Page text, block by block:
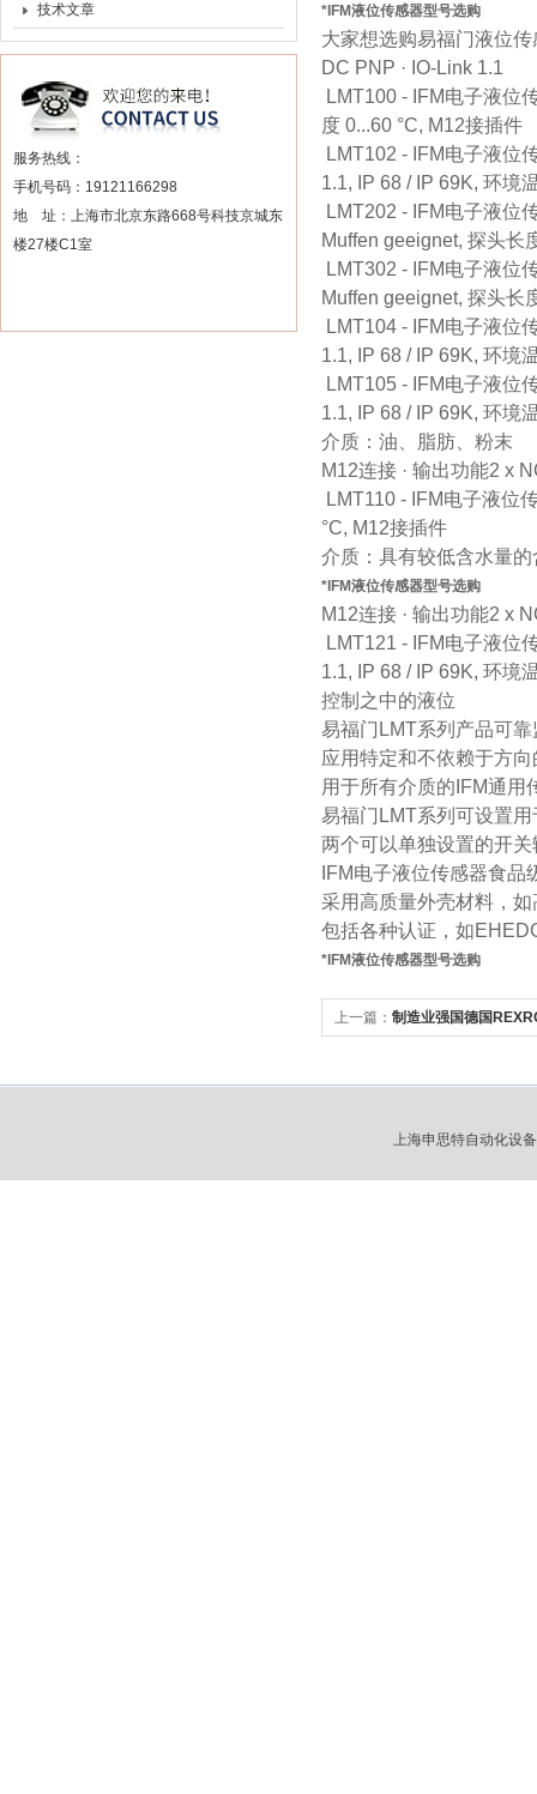
技术文章
服务热线：
手机号码：19121166298
地 址：上海市北京东路668号科技京城东
楼27楼C1室
*IFM液位传感器型号选购
大家想选购易福门液位
DC PNP · IO-Link 1.1
LMT100 - IFM电子液位
度 0...60 °C, M12接插件
LMT102 - IFM电子液位
1.1, IP 68 / IP 69K, 环境
LMT202 - IFM电子液位
Muffen geeignet, 探头长
LMT302 - IFM电子液位
Muffen geeignet, 探头长
LMT104 - IFM电子液位
1.1, IP 68 / IP 69K, 环境
LMT105 - IFM电子液位
1.1, IP 68 / IP 69K, 环境
介质：油、脂肪、粉末
M12连接 · 输出功能2 x
LMT110 - IFM电子液位
°C, M12接插件
介质：具有较低含水量
*IFM液位传感器型号选购
M12连接 · 输出功能2 x
LMT121 - IFM电子液位
1.1, IP 68 / IP 69K, 环境
控制之中的液位
易福门LMT系列产品可
应用特定和不依赖于方
用于所有介质的IFM通用
易福门LMT系列可设置
两个可以单独设置的开
IFM电子液位传感器食品
采用高质量外壳材料，
包括各种认证，如
*IFM液位传感器型号选购
上一篇： 制造业强国德国
上海申思特自动化设